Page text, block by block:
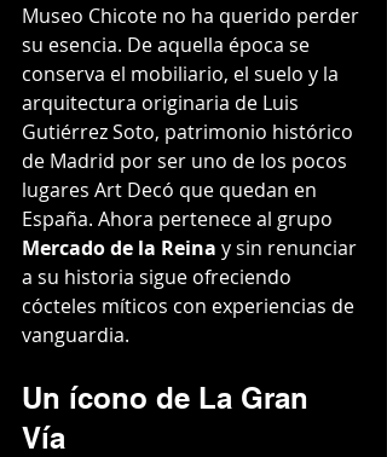
Museo Chicote no ha querido perder
su esencia. De aquella época se
conserva el mobiliario, el suelo y la
arquitectura originaria de Luis
Gutiérrez Soto, patrimonio histórico
de Madrid por ser uno de los pocos
lugares Art Decó que quedan en
España. Ahora pertenece al grupo
Mercado de la Reina y sin renunciar
a su historia sigue ofreciendo
cócteles míticos con experiencias de
vanguardia.
Un ícono de La Gran
Vía